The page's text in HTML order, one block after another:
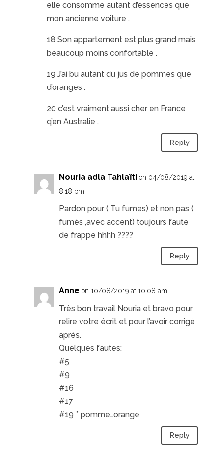
elle consomme autant d’essences que
mon ancienne voiture .
18 Son appartement est plus grand mais
beaucoup moins confortable .
19 J’ai bu autant du jus de pommes que
d’oranges .
20 c’est vraiment aussi cher en France
q’en Australie .
Reply
Nouria adla Tahlaïti on 04/08/2019 at
8:18 pm
Pardon pour ( Tu fumes) et non pas (
fumés ,avec accent) toujours faute
de frappe hhhh ????
Reply
Anne on 10/08/2019 at 10:08 am
Très bon travail Nouria et bravo pour
relire votre écrit et pour l’avoir corrigé
après.
Quelques fautes:
#5
#9
#16
#17
#19 * pomme…orange
Reply